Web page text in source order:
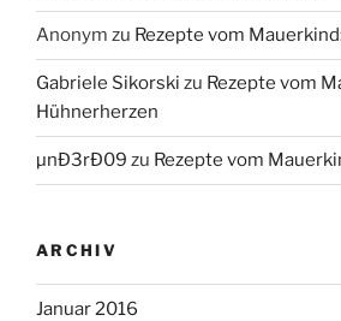
Anonym zu Rezepte vom
Gabriele Sikorski zu Rezepte vom
Hühnerherzen
µnÐ3rÐ09 zu Rezepte vom
ARCHIV
Januar 2016